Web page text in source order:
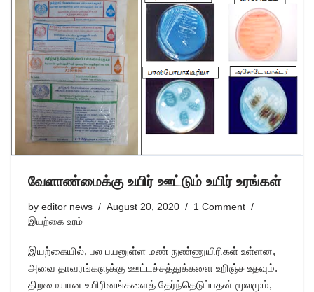
வேளாண்மைக்கு உயிர் ஊட்டும் உயிர் உரங்கள்
by editor news August 20, 2020
1 Comment
இயற்கை உரம்
இயற்கையில், பல பயனுள்ள மண் நுண்ணுயிரிகள் உள்ளன,
அவை தாவரங்களுக்கு ஊட்டச்சத்துக்களை உறிஞ்ச உதவும்.
திறமையான உயிரினங்களைத் தேர்ந்தெடுப்பதன் மூலமும்,